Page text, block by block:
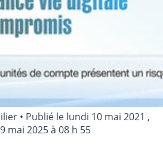
• Publié le lundi 10 mai 2021 ,
mai 2025 à 08 h 55